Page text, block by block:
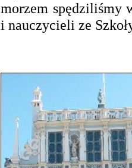
morzem spędziliśmy
i nauczycieli ze